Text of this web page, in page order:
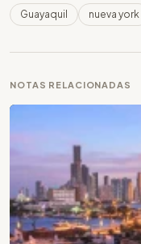
Guayaquil nueva york
NOTAS RELACIONADAS